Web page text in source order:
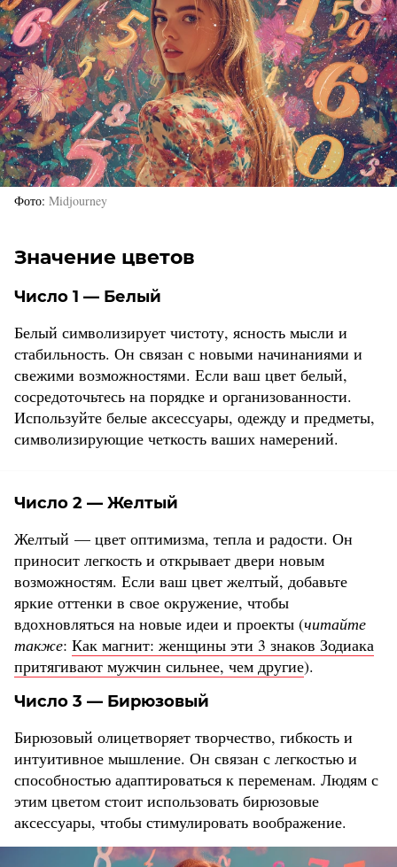
Фото Midjourney
Значение цветов
Число 1 — Белый
Белый символизирует чистоту, ясность мысли и
стабильность. Он связан с новыми начинаниями и
свежими возможностями. Если ваш цвет белый,
сосредоточьтесь на порядке и организованности.
Используйте белые аксессуары, одежду и предметы,
символизирующие четкость ваших намерений.
Число 2 — Желтый
Желтый — цвет оптимизма, тепла и радости. Он
приносит легкость и открывает двери новым
возможностям. Если ваш цвет желтый, добавьте
яркие оттенки в свое окружение, чтобы
вдохновляться на новые идеи и проекты (читайте
также: Как магнит: женщины эти 3 знаков Зодиака
притягивают мужчин сильнее, чем другие).
Число 3 — Бирюзовый
Бирюзовый олицетворяет творчество, гибкость и
интуитивное мышление. Он связан с легкостью и
способностью адаптироваться к переменам. Людям с
этим цветом стоит использовать бирюзовые
аксессуары, чтобы стимулировать воображение.